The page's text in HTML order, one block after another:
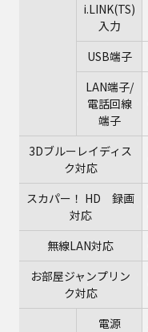
i.LINK(TS)
入力
USB端子
LAN端子/
電話回線
端子
3Dブルーレイディス
ク対応
スカパー！ HD 録画
対応
無線LAN対応
お部屋ジャンプリン
ク対応
電源